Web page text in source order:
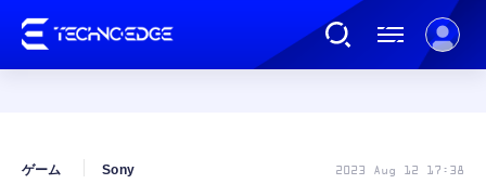
ゲーム Sony 2023 Aug 12 17:38